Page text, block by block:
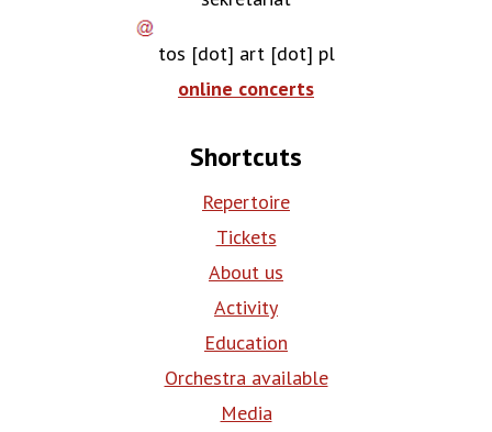
tos [dot] art[dot] pl
online concerts
Shortcuts
Repertoire
Tickets
About us
Activity
Education
Orchestra available
Media